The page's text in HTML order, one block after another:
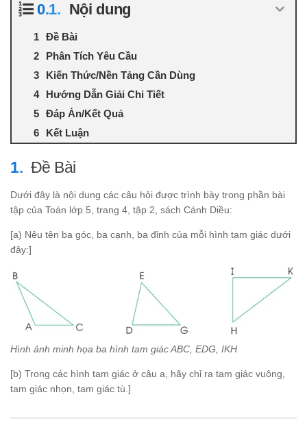
Nội dung
Đề Bài
Phân Tích Yêu Cầu
Kiến Thức/Nền Tảng Cần Dùng
Hướng Dẫn Giải Chi Tiết
Đáp Án/Kết Quả
Kết Luận
Đề Bài
Dưới đây là nội dung các câu hỏi được trình bày trong phần bài
tập của Toán lớp 5, trang 4, tập 2, sách Cánh Diều:
[a) Nêu tên ba góc, ba cạnh, ba đỉnh của mỗi hình tam giác dưới
đây:]
Hình ảnh minh họa ba hình tam giác ABC, EDG, IKH
[b) Trong các hình tam giác ở câu a, hãy chỉ ra tam giác vuông,
tam giác nhọn, tam giác tù.]